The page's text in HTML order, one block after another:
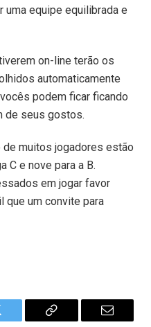
uma equipe equilibrada e
on-line terão os
automaticamente
podem ficar ficando
de seus gostos.
de muitos jogadores estão
C e nove para a B.
em jogar favor
que um convite para
Copiar
E-